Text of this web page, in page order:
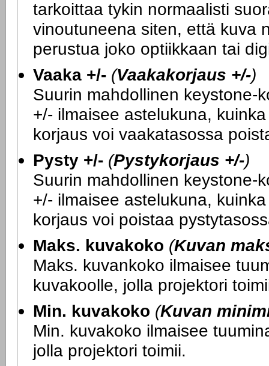
tarkoittaa tykin normaalisti
vinoutuneena siten, että kuva
perustua joko optiikkaan tai
Vaaka +/- (Vaakakorjaus +/-)
Suurin mahdollinen keystone-
+/- ilmaisee astelukuna,
korjaus voi vaakatasossa
Pysty +/- (Pystykorjaus +/-)
Suurin mahdollinen keystone-
+/- ilmaisee astelukuna,
korjaus voi poistaa
Maks. kuvakoko (Kuvan
Maks. kuvankoko ilmaisee
kuvakoolle, jolla projektori
Min. kuvakoko (Kuvan
Min. kuvakoko ilmaisee
jolla projektori toimii.